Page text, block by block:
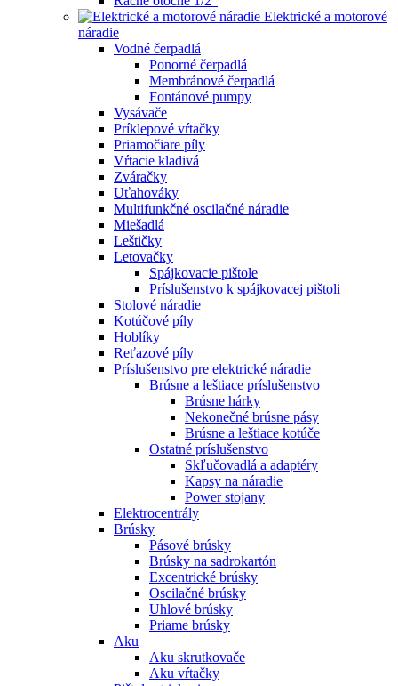
Elektrické a motorové
náradie
Vodné čerpadlá
Ponorné čerpadlá
Membránové čerpadlá
Fontánové pumpy
Vysávače
Príklepové vŕtačky
Priamočiare píly
Vŕtacie kladivá
Zváračky
Uťahováky
Multifunkčné oscilačné náradie
Miešadlá
Leštičky
Letovačky
Spájkovacie pištole
Príslušenstvo k spájkovacej pištoli
Stolové náradie
Kotúčové píly
Hoblíky
Reťazové píly
Príslušenstvo pre elektrické náradie
Brúsne a leštiace príslušenstvo
Brúsne hárky
Nekonečné brúsne pásy
Brúsne a leštiace kotúče
Ostatné príslušenstvo
Skľučovadlá a adaptéry
Kapsy na náradie
Power stojany
Elektrocentrály
Brúsky
Pásové brúsky
Brúsky na sadrokartón
Excentrické brúsky
Oscilačné brúsky
Uhlové brúsky
Priame brúsky
Aku
Aku skrutkovače
Aku vŕtačky